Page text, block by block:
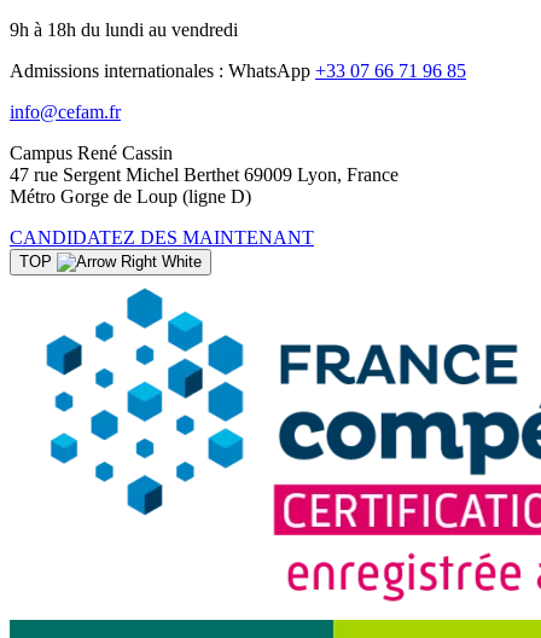
9h à 18h du lundi au vendredi
Admissions internationales : WhatsApp +33 07 66 71 96 85
info@cefam.fr
Campus René Cassin
47 rue Sergent Michel Berthet 69009 Lyon, France
Métro Gorge de Loup (ligne D)
CANDIDATEZ DES MAINTENANT
TOP